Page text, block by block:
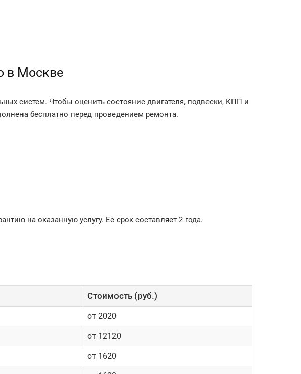
в Москве
систем. Чтобы оценить состояние двигателя, подвески, КПП и
бесплатно перед проведением ремонта.
на оказанную услугу. Ее срок составляет 2 года.
Cтоимость (руб.)
от 2020
от 12120
от 1620